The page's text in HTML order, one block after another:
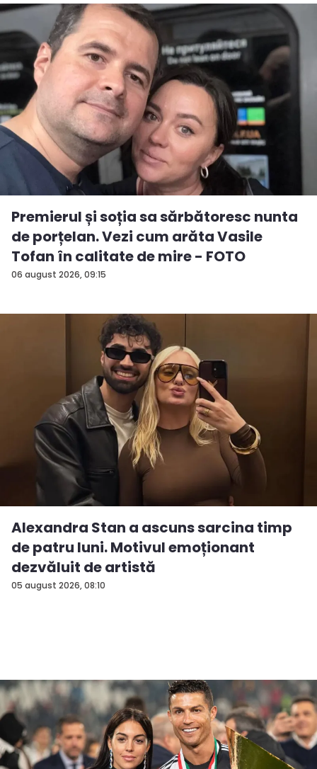
06 august 2026, 09:15
Premierul și soția sa sărbătoresc nunta
de porțelan. Vezi cum arăta Vasile
Tofan în calitate de mire - FOTO
05 august 2026, 08:10
Alexandra Stan a ascuns sarcina timp
de patru luni. Motivul emoționant
dezvăluit de artistă